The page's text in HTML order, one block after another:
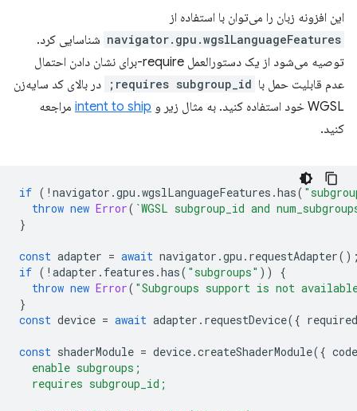
این افزونه زبان را می‌توان با استفاده از
navigator.gpu.wgslLanguageFeatures شناسایی کرد.
توصیه می‌شود از یک دستورالعمل require-برای نشان دادن احتمال
عدم قابلیت حمل با requires subgroup_id;
در بالای کد سایه‌زن
WGSL خود استفاده کنید. به مثال زیر و
intent to ship مراجعه
کنید.
if ( ! navigator .gpu .wgslLanguageFeatures .has(
throw new Error( `WGSL subgroup_id and
}
const adapter = await navigator .gpu . requestAdapter
if ( ! adapter . features .has( "subgroups" ))
{
throw new Error( "Subgroups support is not
}
const device = await adapter . requestDevice({
const shaderModule = device.createShaderModule({ code
  enable subgroups;
  requires subgroup_id;